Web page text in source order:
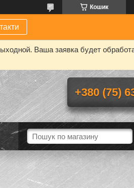
Кошик
Ваша заявка будет
+380 (75)